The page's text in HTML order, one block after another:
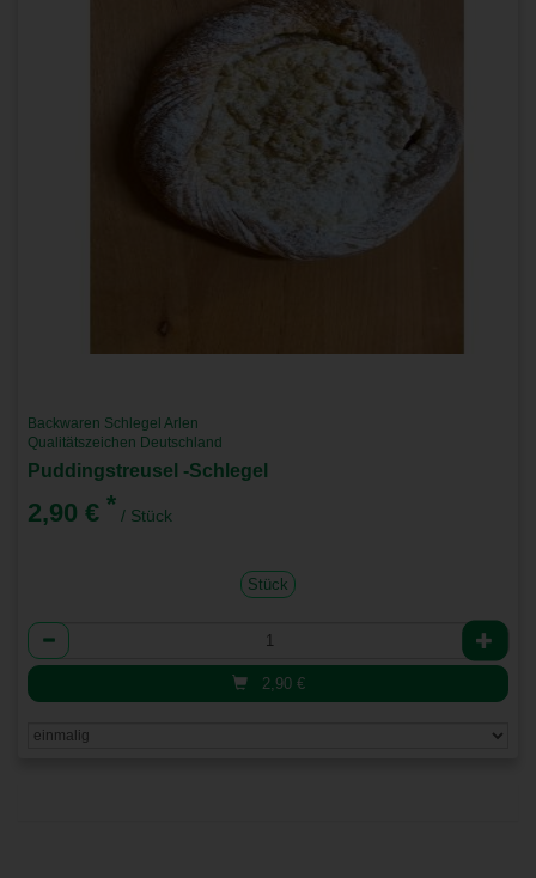
Backwaren Schlegel Arlen
Qualitätszeichen Deutschland
Puddingstreusel -Schlegel
2,90 € * / Stück
Stück
Anzahl
2,90 €